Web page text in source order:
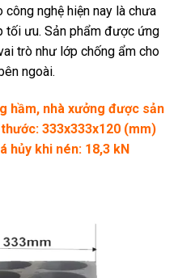
nghệ hiện nay là chưa
tối ưu. Sản phẩm được ứng
trò như lớp chống ẩm cho
ngoài.
hầm, nhà xưởng được sản
333x333x120 (mm)
hủy khi nén: 18,3 kN